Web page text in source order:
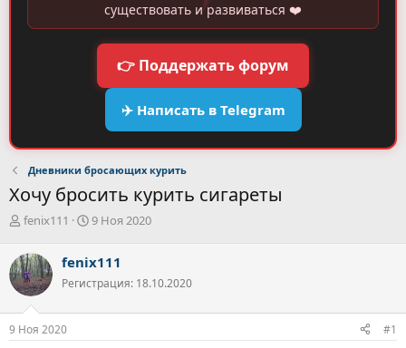
существовать и развиваться ❤️
👉 Поддержать форум
✈️ Написать в Telegram
Дневники бросающих курить
Хочу бросить курить сигареты
А
т
о
р
т
е
м
fenix111
Д
а
н
ч
9 Ноя 2020
fenix111
Регистрация: 18.10.2020
9 Ноя 2020 #1